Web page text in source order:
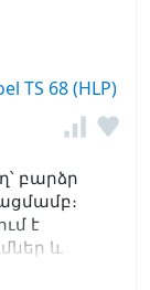
TS 68 (HLP)
բարձր
է
և